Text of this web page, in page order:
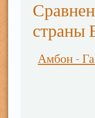
страны
Амбон -